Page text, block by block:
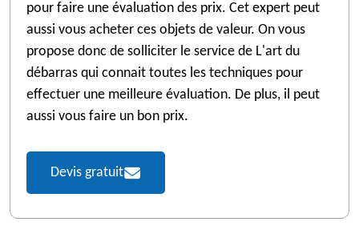
pour faire une évaluation des prix. Cet expert peut
aussi vous acheter ces objets de valeur. On vous
propose donc de solliciter le service de L'art du
débarras qui connait toutes les techniques pour
effectuer une meilleure évaluation. De plus, il peut
aussi vous faire un bon prix.
Devis gratuit